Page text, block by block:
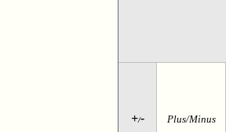
+/- Plus/Minus